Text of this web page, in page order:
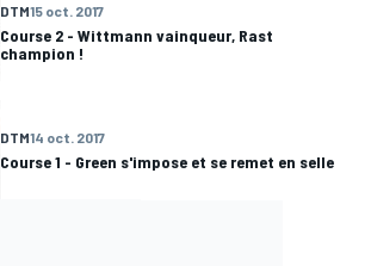
DTM15 oct. 2017
Course 2 - Wittmann vainqueur, Rast
champion !
DTM14 oct. 2017
Course 1 - Green s'impose et se remet en selle